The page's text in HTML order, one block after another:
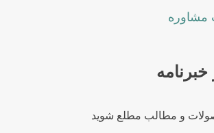
مشاوره
و مطالب مطلع شوید